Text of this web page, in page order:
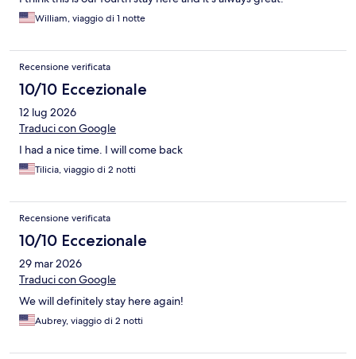
William, viaggio di 1 notte
Recensione verificata
10/10 Eccezionale
12 lug 2026
Traduci con Google
I had a nice time. I will come back
Tilicia, viaggio di 2 notti
Recensione verificata
10/10 Eccezionale
29 mar 2026
Traduci con Google
We will definitely stay here again!
Aubrey, viaggio di 2 notti